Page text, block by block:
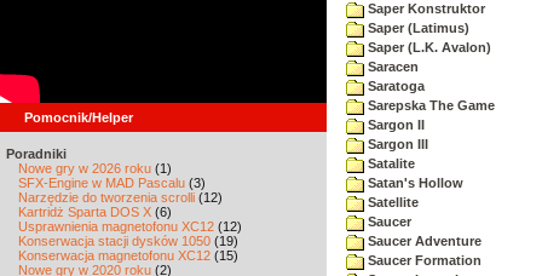
Pomocnik/Helper
Poradniki
Nowe gry w 2026 roku (1)
SFX-Engine w MAD Pascalu (3)
Narzędzie do tworzenia scrolli (12)
Kartridż Sparta DOS X (6)
Usprawnienia magnetofonu XC12 (12)
Konserwacja stacji dysków 1050 (19)
Konserwacja magnetofonu XC12 (15)
Nowe gry w 2020 roku (2)
Saper Konstruktor
Saper (Latimus)
Saper (L.K. Avalon)
Saracen
Saratoga
Sarepska The Game
Sargon II
Sargon III
Satalite
Satan's Hollow
Satellite
Saucer
Saucer Adventure
Saucer Formation